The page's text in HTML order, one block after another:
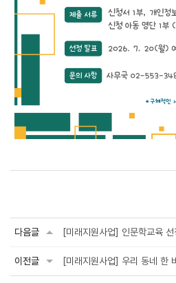
다음글 [미래지원사업] 인문학교육 선
이전글 [미래지원사업] 우리 동네 한